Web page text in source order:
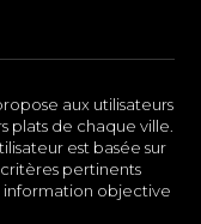
aux utilisateurs
plats de chaque ville.
est basée sur
pertinents
objective